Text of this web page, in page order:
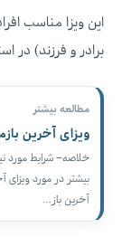
این ویزا مناسب
برادر و فرزند) در
مطالعه بیشتر
ویزای آخرین
خلاصه– شرایط مورد
بیشتر در مورد ویزای
آخرین باز…